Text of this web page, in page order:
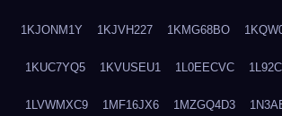
1KJONM1Y 1KJVH227 1KMG68BO
1KUC7YQ5 1KVUSEU1 1L0EECVC
1LVWMXC9 1MF16JX6 1MZGQ4D3